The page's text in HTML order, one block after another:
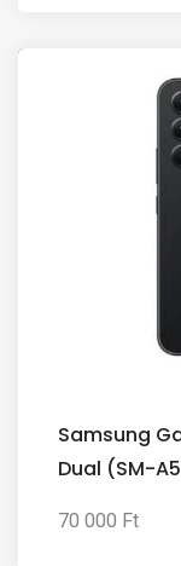
Samsung
Dual (SM-
70 000 Ft